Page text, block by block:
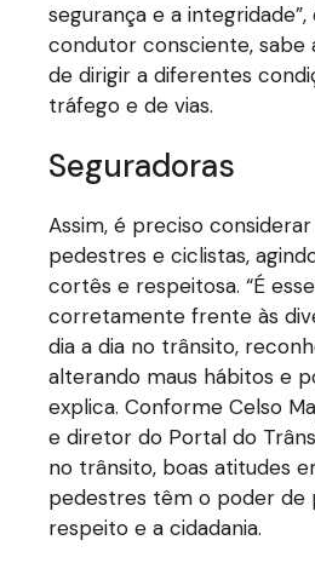
segurança e a integridade”,
condutor consciente, sabe
de dirigir a diferentes
tráfego e de vias.
Seguradoras
Assim, é preciso
pedestres e ciclistas,
cortês e respeitosa. “É
corretamente frente às
dia a dia no trânsito,
alterando maus hábitos e
explica. Conforme Celso
e diretor do Portal do
no trânsito, boas atitudes
pedestres têm o poder de
respeito e a cidadania.